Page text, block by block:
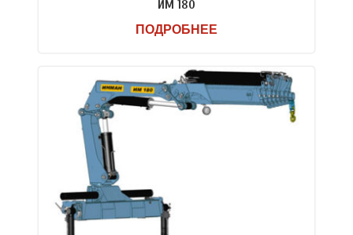
ИМ 180
ПОДРОБНЕЕ